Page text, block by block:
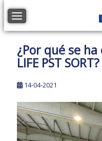
Toggle navigation
¿Por qué se
LIFE PST SORT?
14-04-2021